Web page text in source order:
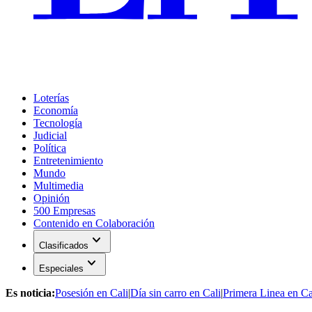
Loterías
Economía
Tecnología
Judicial
Política
Entretenimiento
Mundo
Multimedia
Opinión
500 Empresas
Contenido en Colaboración
Clasificados expand_more
Especiales expand_more
Es noticia:Posesión en Cali|Día sin carro en Cali|Primera Linea en